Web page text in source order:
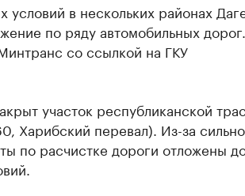
условий в нескольких районах
по ряду автомобильных
со ссылкой на ГКУ
участок республиканской
Харибский перевал). Из-за
по расчистке дороги отложены